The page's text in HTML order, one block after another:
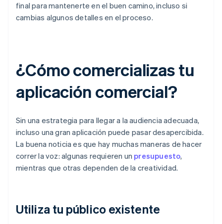
final para mantenerte en el buen camino, incluso si
cambias algunos detalles en el proceso.
¿Cómo comercializas tu
aplicación comercial?
Sin una estrategia para llegar a la audiencia adecuada,
incluso una gran aplicación puede pasar desapercibida.
La buena noticia es que hay muchas maneras de hacer
correr la voz: algunas requieren un presupuesto,
mientras que otras dependen de la creatividad.
Utiliza tu público existente